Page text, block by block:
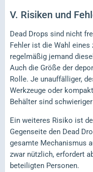
V. Risiken und
Dead Drops sind nicht
Fehler ist die Wahl
regelmäßig jemand
Auch die Größe der
Rolle. Je unauffälliger,
Werkzeuge oder
Behälter sind
Ein weiteres Risiko ist
Gegenseite den Dead
gesamte Mechanismus
zwar nützlich, erfordert
beteiligten Personen.